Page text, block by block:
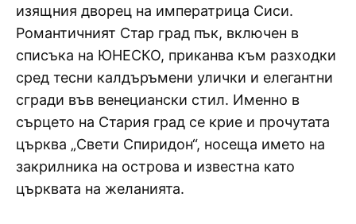
изящния дворец на императрица Сиси.
Романтичният Стар град пък, включен в
списъка на ЮНЕСКО, приканва към разходки
сред тесни калдъръмени улички и елегантни
сгради във венециански стил. Именно в
сърцето на Стария град се крие и прочутата
църква „Свети Спиридон“, носеща името на
закрилника на острова и известна като
църквата на желанията.